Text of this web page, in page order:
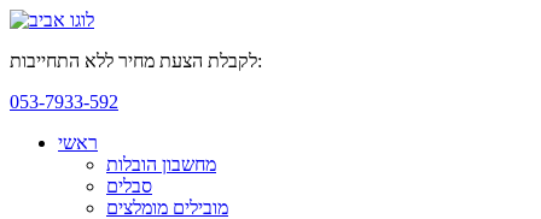
לקבלת הצעת מחיר ללא התחייבות:
053-7933-592
ראשי
מחשבון הובלות
סבלים
מובילים מומלצים